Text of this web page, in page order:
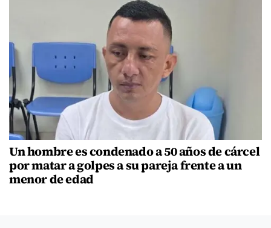
Un hombre es condenado a 50 años de cárcel
por matar a golpes a su pareja frente a un
menor de edad